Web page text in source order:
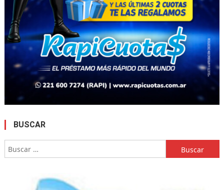
BUSCAR
Buscar: